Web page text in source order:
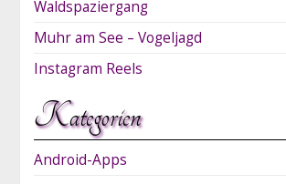
Waldspaziergang
Muhr am See – Vogeljagd
Instagram Reels
Kategorien
Android-Apps